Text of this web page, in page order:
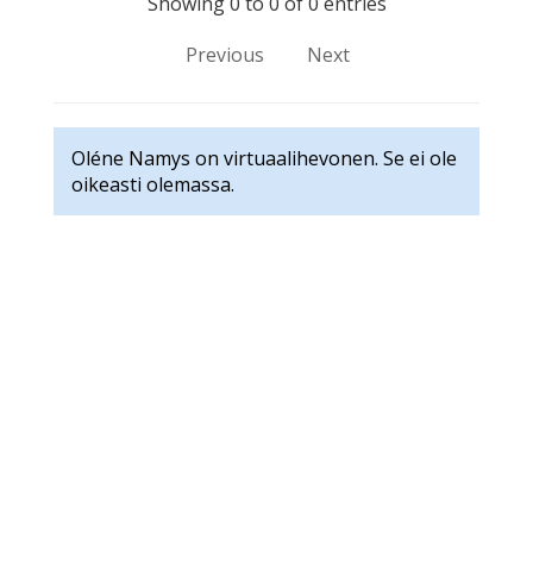
Previous
Next
Oléne Namys on virtuaalihevonen. Se ei ole
oikeasti olemassa.